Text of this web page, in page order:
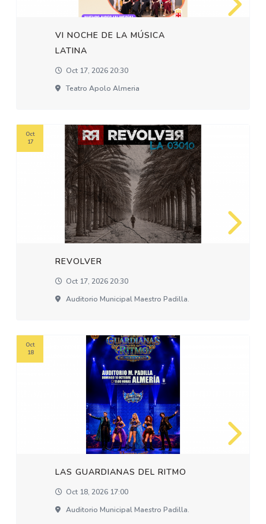
VI NOCHE DE LA MÚSICA
LATINA
Oct 17, 2026 20:30
Teatro Apolo Almeria
REVOLVER
Oct 17, 2026 20:30
Auditorio Municipal Maestro Padilla.
Oct
17
LAS GUARDIANAS DEL RITMO
Oct 18, 2026 17:00
Auditorio Municipal Maestro Padilla.
Oct
18